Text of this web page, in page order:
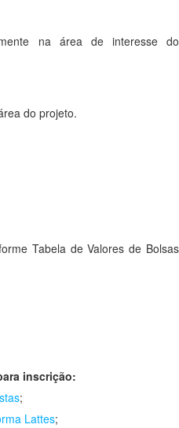
na área de interesse do
do projeto.
Tabela de Valores de Bolsas
inscrição:
;
Lattes;